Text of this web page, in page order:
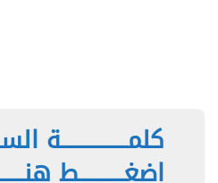
كلمـــــــــــــــة
اضغــــــــــط